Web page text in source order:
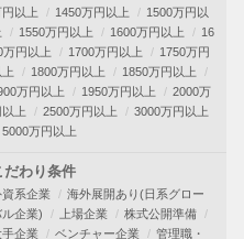
円以上
1450万円以上
1500万円以
1550万円以上 1600万円以上
16
万円以上
1700万円以上
1750万円
上
1800万円以上
1850万円以上
万円以上
1950万円以上
2000万
以上
2500万円以上
3000万円以上
5000万円以上
だわり条件
資系企業
海外展開あり(日系グロー
ル企業)
上場企業
株式公開準備
手企業
ベンチャー企業
管理職・